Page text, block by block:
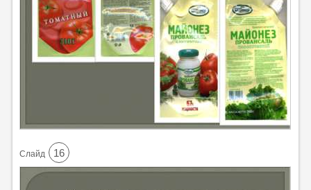
Cлайд 16